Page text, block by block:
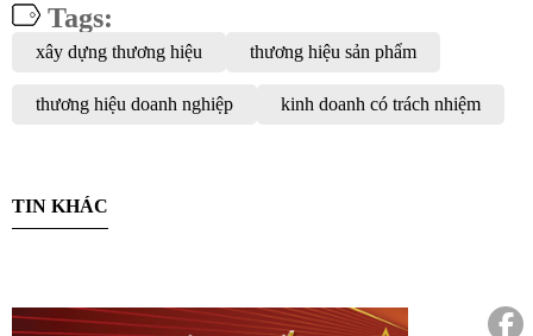
Tags:
xây dựng thương hiệu thương hiệu sản phẩm
thương hiệu doanh nghiệp kinh doanh có trách nhiệm
TIN KHÁC